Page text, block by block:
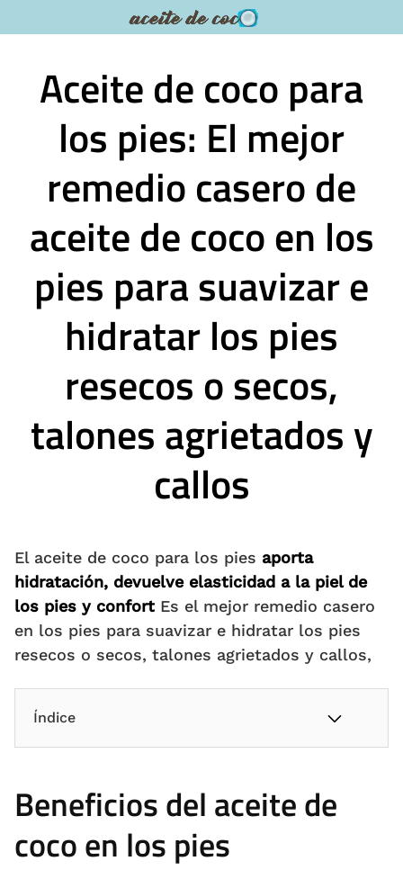
al
Aceite de coco para
los pies: El mejor
remedio casero de
aceite de coco en los
pies para suavizar e
hidratar los pies
resecos o secos,
talones agrietados y
callos
El aceite de coco para los pies aporta
hidratación, devuelve elasticidad a la piel de
los pies y confort Es el mejor remedio casero
en los pies para suavizar e hidratar los pies
resecos o secos, talones agrietados y callos,
Índice
Beneficios del aceite de
coco en los pies